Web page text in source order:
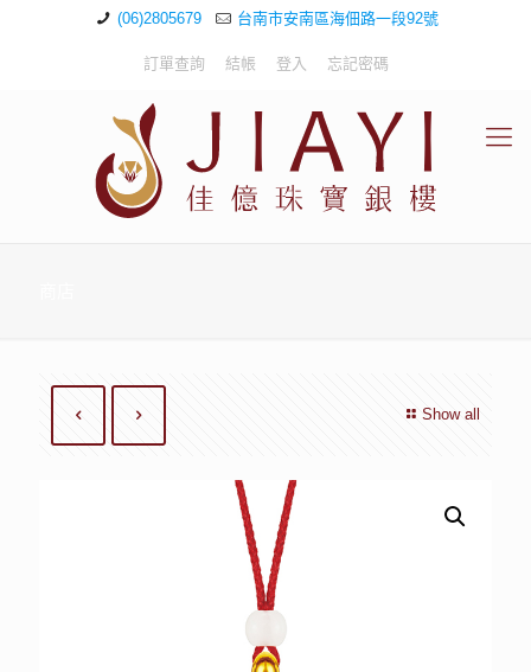
(06)2805679 台南市安南區海佃路一段92號
訂單查詢 結帳 登入 忘記密碼
Show all